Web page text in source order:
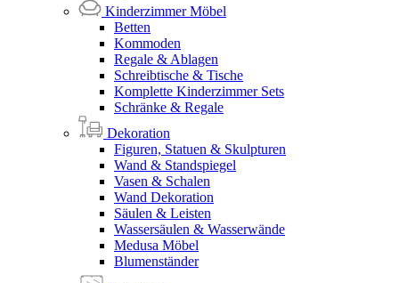
Kinderzimmer Möbel
Betten
Kommoden
Regale & Ablagen
Schreibtische & Tische
Komplette Kinderzimmer Sets
Schränke & Regale
Dekoration
Figuren, Statuen & Skulpturen
Wand & Standspiegel
Vasen & Schalen
Wand Dekoration
Säulen & Leisten
Wassersäulen & Wasserwände
Medusa Möbel
Blumenständer